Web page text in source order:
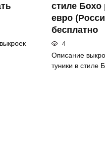
стиле Бохо
евро
бесплатно
4
Описание
туники в стиле